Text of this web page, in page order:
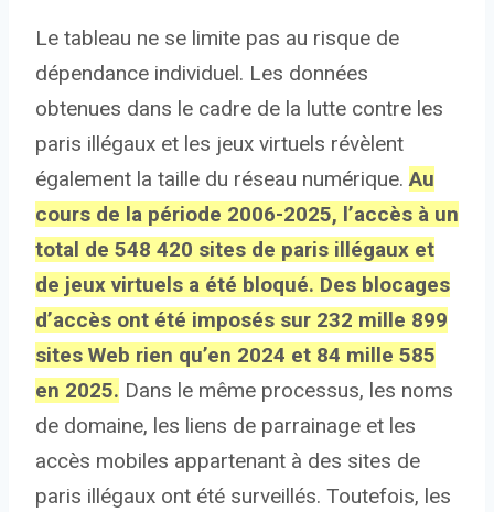
Le tableau ne se limite pas au risque de
dépendance individuel. Les données
obtenues dans le cadre de la lutte contre les
paris illégaux et les jeux virtuels révèlent
également la taille du réseau numérique.Au
cours de la période 2006-2025, l’accès à un
total de 548 420 sites de paris illégaux et
de jeux virtuels a été bloqué. Des blocages
d’accès ont été imposés sur 232 mille 899
sites Web rien qu’en 2024 et 84 mille 585
en 2025. Dans le même processus, les noms
de domaine, les liens de parrainage et les
accès mobiles appartenant à des sites de
paris illégaux ont été surveillés. Toutefois, les